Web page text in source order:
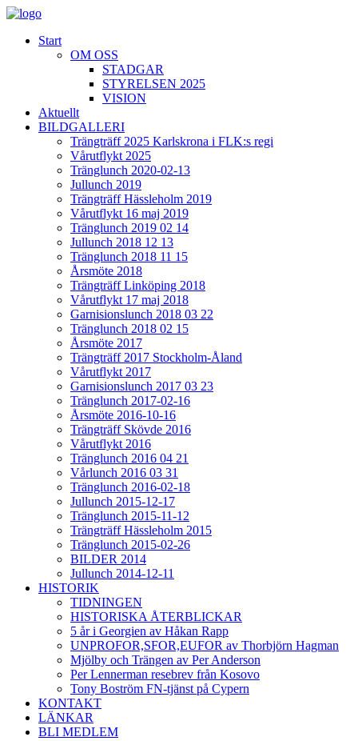
Start
OM OSS
STADGAR
STYRELSEN 2025
VISION
Aktuellt
BILDGALLERI
Trängträff 2025 Karlskrona i FLK:s regi
Vårutflykt 2025
Tränglunch 2020-02-13
Jullunch 2019
Trängträff Hässleholm 2019
Vårutflykt 16 maj 2019
Tränglunch 2019 02 14
Jullunch 2018 12 13
Tränglunch 2018 11 15
Årsmöte 2018
Trängträff Linköping 2018
Vårutflykt 17 maj 2018
Garnisionslunch 2018 03 22
Tränglunch 2018 02 15
Årsmöte 2017
Trängträff 2017 Stockholm-Åland
Vårutflykt 2017
Garnisionslunch 2017 03 23
Tränglunch 2017-02-16
Årsmöte 2016-10-16
Trängträff Skövde 2016
Vårutflykt 2016
Tränglunch 2016 04 21
Vårlunch 2016 03 31
Tränglunch 2016-02-18
Jullunch 2015-12-17
Tränglunch 2015-11-12
Trängträff Hässleholm 2015
Tränglunch 2015-02-26
BILDER 2014
Jullunch 2014-12-11
HISTORIK
TIDNINGEN
HISTORISKA ÅTERBLICKAR
5 år i Georgien av Håkan Rapp
UNPROFOR,SFOR,EUFOR av Thorbjörn Hagman
Mjölby och Trängen av Per Anderson
Per Lennerman resebrev från Kosovo
Tony Boström FN-tjänst på Cypern
KONTAKT
LÄNKAR
BLI MEDLEM